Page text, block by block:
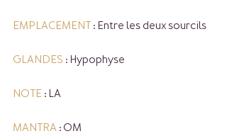
EMPLACEMENT : Entre les deux sourcils
GLANDES : Hypophyse
NOTE : LA
MANTRA : OM